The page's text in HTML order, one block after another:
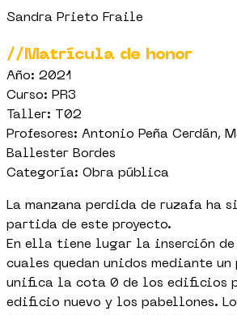
Sandra Prieto Fraile
//Matrícula de honor
Año: 2021
Curso: PR3
Taller: T02
Profesores: Antonio Peña Cerdán,
Ballester Bordes
Categoría: Obra pública
La manzana perdida de ruzafa ha
partida de este proyecto.
En ella tiene lugar la inserción de
cuales quedan unidos mediante un
unifica la cota 0 de los edificios
edificio nuevo y los pabellones.